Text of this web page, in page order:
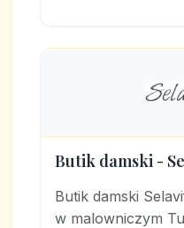
Butik damski -
Butik damski
w malowniczym